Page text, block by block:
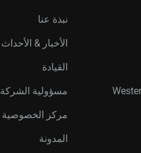
نبذة عنا
الأخبار & الأحداث
القيادة
مسؤولية الشركة
مركز الخصوصية
المدونة